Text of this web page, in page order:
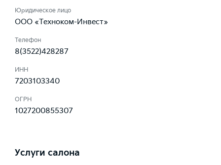
Юридическое лицо
ООО «Техноком-Инвест»
Телефон
8(3522)428287
ИНН
7203103340
ОГРН
1027200855307
Услуги салона